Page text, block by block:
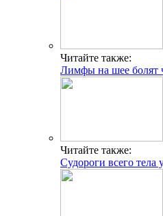
Читайте также:
Лимфы на шее болят
Читайте также:
Судороги всего тела